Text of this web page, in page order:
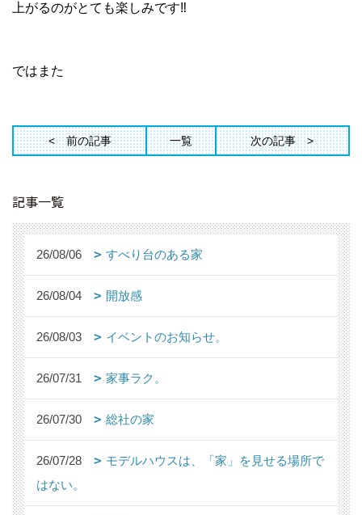
上がるのがとても楽しみです‼
ではまた
前の記事 一覧 次の記事
記事一覧
26/08/06 すべり台のある家
26/08/04 開放感
26/08/03 イベントのお知らせ。
26/07/31 家事ラク。
26/07/30 総社の家
26/07/28
モデルハウスは、「家」を見せる場所で
はない。